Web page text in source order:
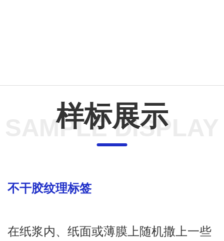
样标展示
SAMPLE DISPLAY
不干胶纹理标签
在纸浆内、纸面或薄膜上随机撒上一些